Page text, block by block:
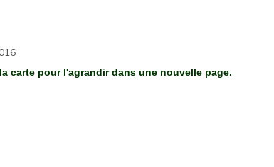
carte pour l'agrandir dans une nouvelle page.